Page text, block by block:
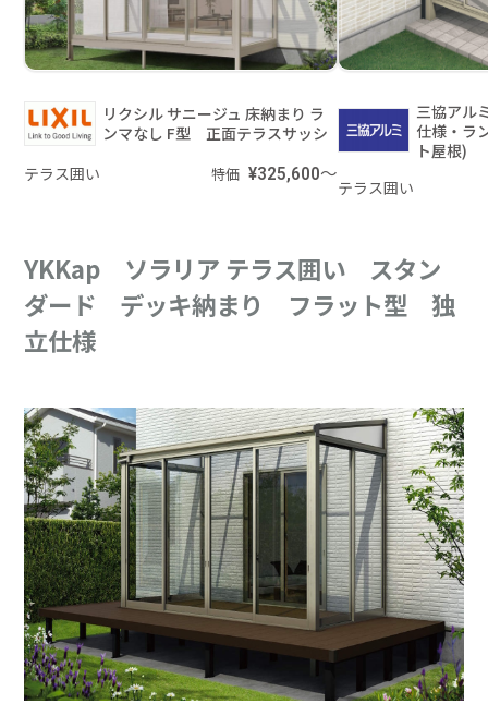
リクシル サニージュ 床納まり ラ
ンマなし F型 正面テラスサッシ
テラス囲い
特価 ¥325,600～
三協ア
仕様・ラ
ト屋根)
テラス囲い
YKKap ソラリア テラス囲い スタン
ダード デッキ納まり フラット型 独
立仕様